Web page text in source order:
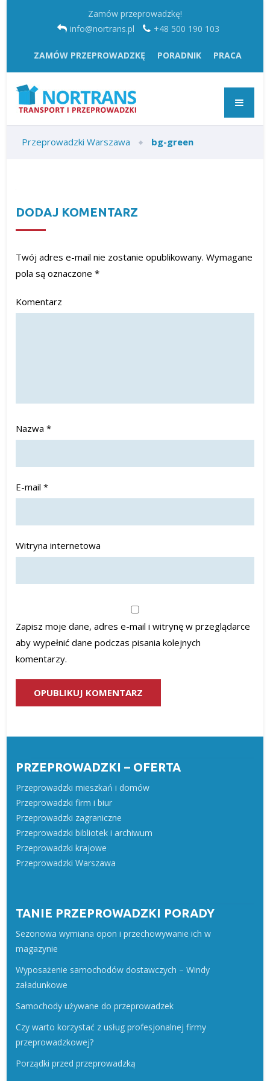
Zamów przeprowadzkę!
info@nortrans.pl
+48 500 190 103
ZAMÓW PRZEPROWADZKĘ PORADNIK PRACA
Przeprowadzki Warszawa bg-green
DODAJ KOMENTARZ
Twój adres e-mail nie zostanie opublikowany. Wymagane
pola są oznaczone*
Komentarz
Nazwa*
E-mail*
Witryna internetowa
Zapisz moje dane, adres e-mail i witrynę w przeglądarce
aby wypełnić dane podczas pisania kolejnych
komentarzy.
PRZEPROWADZKI – OFERTA
Przeprowadzki mieszkań i domów
Przeprowadzki firm i biur
Przeprowadzki zagraniczne
Przeprowadzki bibliotek i archiwum
Przeprowadzki krajowe
Przeprowadzki Warszawa
TANIE PRZEPROWADZKI PORADY
Sezonowa wymiana opon i przechowywanie ich w
magazynie
Wyposażenie samochodów dostawczych – Windy
załadunkowe
Samochody używane do przeprowadzek
Czy warto korzystać z usług profesjonalnej firmy
przeprowadzkowej?
Porządki przed przeprowadzką